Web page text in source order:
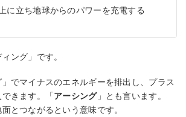
に立ち地球からのパワーを充電する
ング」です。
」でマイナスのエネルギーを排出し、プラス
きます。「アーシング」とも言います。
面とつながるという意味です。